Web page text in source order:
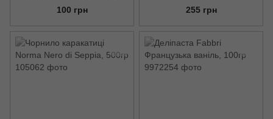
Land, 100гр
100 грн 255 грн